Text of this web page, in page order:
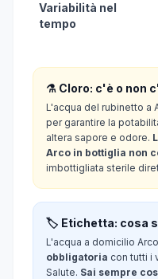
Variabilità nel
tempo
⚗️ Cloro: c'è o non
L'acqua del rubinetto a
per garantire la
altera sapore e odore.
Arco in bottiglia non
imbottigliata sterile
🏷️ Etichetta: cosa
L'acqua a domicilio
obbligatoria con tutti i
Salute. Sai sempre